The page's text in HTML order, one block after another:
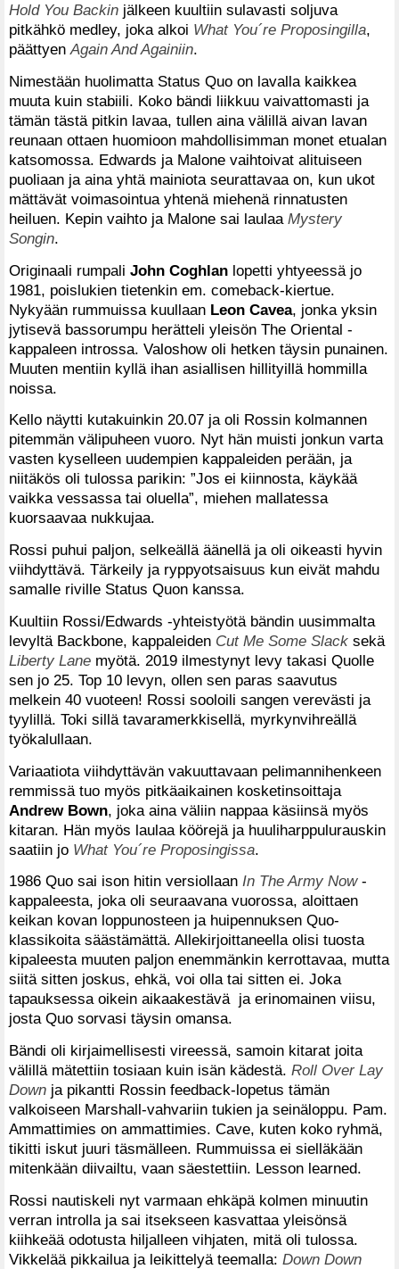
Hold You Backin jälkeen kuultiin sulavasti soljuva
pitkähkö medley, joka alkoi What You´re Proposingilla,
päättyenAgain And Againiin.
Nimestään huolimatta Status Quo on lavalla kaikkea
muuta kuin stabiili. Koko bändi liikkuu vaivattomasti ja
tämän tästä pitkin lavaa, tullen aina välillä aivan lavan
reunaan ottaen huomioon mahdollisimman monet etualan
katsomossa. Edwards ja Malone vaihtoivat alituiseen
puoliaan ja aina yhtä mainiota seurattavaa on, kun ukot
mättävät voimasointua yhtenä miehenä rinnatusten
heiluen. Kepin vaihto ja Malone sai laulaa Mystery
Songin.
Originaali rumpali John Coghlan lopetti yhtyeessä jo
1981, poislukien tietenkin em. comeback-kiertue.
Nykyään rummuissa kuullaan Leon Cavea, jonka yksin
jytisevä bassorumpu herätteli yleisön The Oriental -
kappaleen introssa. Valoshow oli hetken täysin punainen.
Muuten mentiin kyllä ihan asiallisen hillityillä hommilla
noissa.
Kello näytti kutakuinkin 20.07 ja oli Rossin kolmannen
pitemmän välipuheen vuoro. Nyt hän muisti jonkun varta
vasten kyselleen uudempien kappaleiden perään, ja
niitäkös oli tulossa parikin: ”Jos ei kiinnosta, käykää
vaikka vessassa tai oluella”, miehen mallatessa
kuorsaavaa nukkujaa.
Rossi puhui paljon, selkeällä äänellä ja oli oikeasti hyvin
viihdyttävä. Tärkeily ja ryppyotsaisuus kun eivät mahdu
samalle riville Status Quon kanssa.
Kuultiin Rossi/Edwards -yhteistyötä bändin uusimmalta
levyltä Backbone, kappaleiden Cut Me Some Slack sekä
Liberty Lane myötä. 2019 ilmestynyt levy takasi Quolle
sen jo 25. Top 10 levyn, ollen sen paras saavutus
melkein 40 vuoteen! Rossi sooloili sangen verevästi ja
tyylillä. Toki sillä tavaramerkkisellä, myrkynvihreällä
työkalullaan.
Variaatiota viihdyttävän vakuuttavaan pelimannihenkeen
remmissä tuo myös pitkäaikainen kosketinsoittaja
Andrew Bown, joka aina väliin nappaa käsiinsä myös
kitaran. Hän myös laulaa köörejä ja huuliharppulurauskin
saatiin jo What You´re Proposingissa.
1986 Quo sai ison hitin versiollaan In The Army Now-
kappaleesta, joka oli seuraavana vuorossa, aloittaen
keikan kovan loppunosteen ja huipennuksen Quo-
klassikoita säästämättä. Allekirjoittaneella olisi tuosta
kipaleesta muuten paljon enemmänkin kerrottavaa, mutta
siitä sitten joskus, ehkä, voi olla tai sitten ei. Joka
tapauksessa oikein aikaakestävä ja erinomainen viisu,
josta Quo sorvasi täysin omansa.
Bändi oli kirjaimellisesti vireessä, samoin kitarat joita
välillä mätettiin tosiaan kuin isän kädestä. Roll Over Lay
Down ja pikantti Rossin feedback-lopetus tämän
valkoiseen Marshall-vahvariin tukien ja seinäloppu. Pam.
Ammattimies on ammattimies. Cave, kuten koko ryhmä,
tikitti iskut juuri täsmälleen. Rummuissa ei sielläkään
mitenkään diivailtu, vaan säestettiin. Lesson learned.
Rossi nautiskeli nyt varmaan ehkäpä kolmen minuutin
verran introlla ja sai itsekseen kasvattaa yleisönsä
kiihkeää odotusta hiljalleen vihjaten, mitä oli tulossa.
Vikkelää pikkailua ja leikittelyä teemalla: Down Down